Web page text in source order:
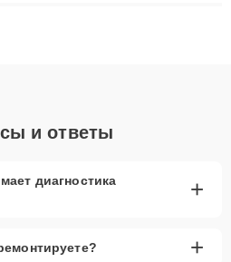
и ответы
диагностика
+
+